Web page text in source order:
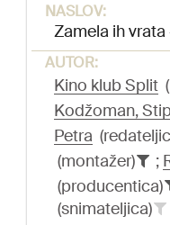
NASLOV:
Zamela ih
AUTOR:
Kino klub Split
Kodžoman,
Petra
(montažer)
;
(producentica)
(snimateljica)